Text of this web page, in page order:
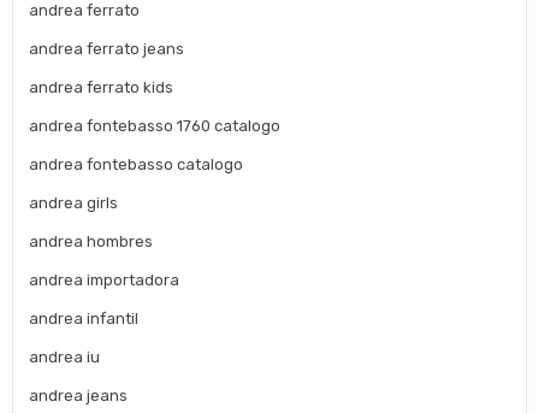
andrea ferrato
andrea ferrato jeans
andrea ferrato kids
andrea fontebasso 1760 catalogo
andrea fontebasso catalogo
andrea girls
andrea hombres
andrea importadora
andrea infantil
andrea iu
andrea jeans